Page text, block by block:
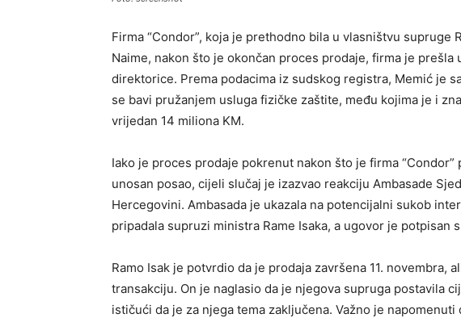
Firma “Condor”, koja je prethodno bila u vlasništvu supruge
Naime, nakon što je okončan proces prodaje, firma je prešla
direktorice. Prema podacima iz sudskog registra, Memić je
se bavi pružanjem usluga fizičke zaštite, među kojima je i
vrijedan 14 miliona KM.
Iako je proces prodaje pokrenut nakon što je firma
unosan posao, cijeli slučaj je izazvao reakciju Ambasade
Hercegovini. Ambasada je ukazala na potencijalni sukob
pripadala supruzi ministra Rame Isaka, a ugovor je potpisan
Ramo Isak je potvrdio da je prodaja završena 11. novembra,
transakciju. On je naglasio da je njegova supruga postavila
ističući da je za njega tema zaključena. Važno je